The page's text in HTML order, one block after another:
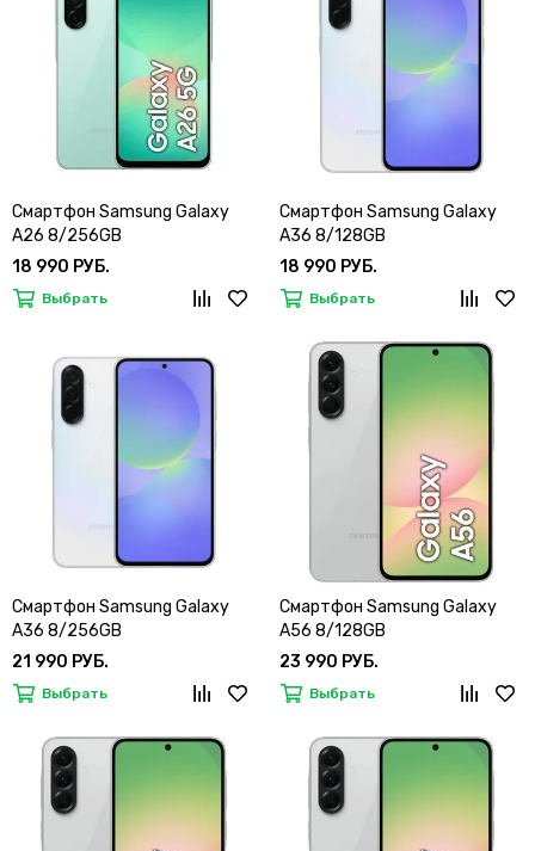
Смартфон Samsung Galaxy
A26 8/256GB
18 990 РУБ.
Выбрать
Смартфон Samsung Galaxy
A36 8/128GB
18 990 РУБ.
Выбрать
Смартфон Samsung Galaxy
A36 8/256GB
21 990 РУБ.
Выбрать
Смартфон Samsung Galaxy
A56 8/128GB
23 990 РУБ.
Выбрать